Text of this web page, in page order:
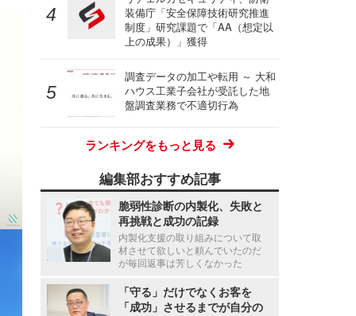
装備庁「安全保障技術研究推進
制度」研究課題で「AA（想定以
上の成果）」獲得
調査データの加工や転用 ～ 大和
ハウス工業子会社が受託した地
盤調査業務で不適切行為
ランキングをもっと見る
編集部おすすめ記事
脆弱性診断の内製化、失敗と
再挑戦と成功の記録
内製化支援の取り組みについて取
材させて欲しいと頼んでいたのだ
が毎回返事は芳しくなかった
「守る」だけでなくお客を
「成功」させるまでが自分の